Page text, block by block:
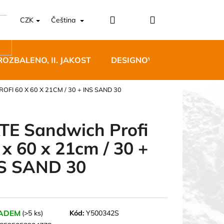
CZK Čeština PřihlášeníNákupní
II. JAKOST DESIGNOVÝ NÁBYTEK
60 X 60 X 21CM / 30 + INS SAND 30
Sandwich Profi
60 x 21cm / 30 +
SAND 30
(>5 ks) Kód: Y500342S
BĚŽECKÉ TRAILOVÉ